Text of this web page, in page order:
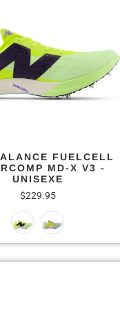
FUELCELL
MD-X V3 -
UNISEXE
$229.95